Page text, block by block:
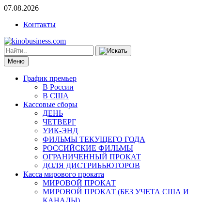
07.08.2026
Контакты
Меню
График премьер
В России
В США
Кассовые сборы
ДЕНЬ
ЧЕТВЕРГ
УИК-ЭНД
ФИЛЬМЫ ТЕКУЩЕГО ГОДА
РОССИЙСКИЕ ФИЛЬМЫ
ОГРАНИЧЕННЫЙ ПРОКАТ
ДОЛЯ ДИСТРИБЬЮТОРОВ
Касса мирового проката
МИРОВОЙ ПРОКАТ
МИРОВОЙ ПРОКАТ (БЕЗ УЧЕТА США И
КАНАДЫ)